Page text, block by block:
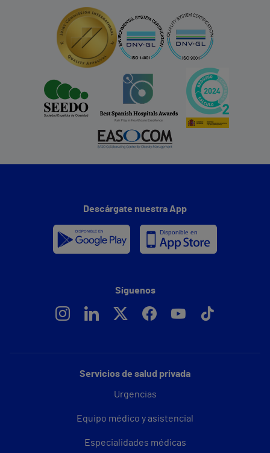
Servicios de salud privada
Urgencias
Equipo médico y asistencial
Especialidades médicas
Descárgate nuestra App
Síguenos